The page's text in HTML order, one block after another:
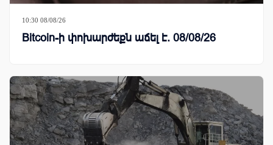
10:30 08/08/26
Bitcoin-ի փոխարժեքն աճել է. 08/08/26